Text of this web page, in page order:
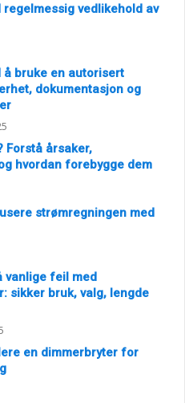
regelmessig vedlikehold av
å bruke en autorisert
dokumentasjon og
Forstå årsaker,
hvordan forebygge dem
strømregningen med
vanlige feil med
sikker bruk, valg, lengde
en dimmerbryter for